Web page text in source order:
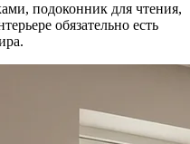
подоконник для чтения,
обязательно есть